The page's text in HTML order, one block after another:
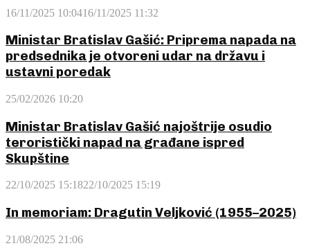
16/11/2025 10:0416/11/2025 11:32
Ministar Bratislav Gašić: Priprema napada na
predsednika je otvoreni udar na državu i
ustavni poredak
25/02/2026 10:20
Ministar Bratislav Gašić najoštrije osudio
teroristički napad na građane ispred
Skupštine
22/10/2025 15:1822/10/2025 15:19
In memoriam: Dragutin Veljković (1955–2025)
21/08/2025 21:06